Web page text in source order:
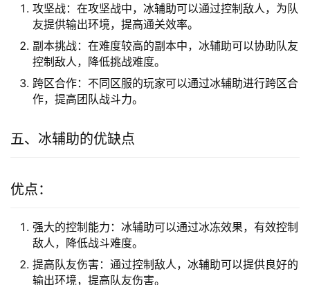
攻坚战：在攻坚战中，冰辅助可以通过控制敌人，为队
友提供输出环境，提高通关效率。
副本挑战：在难度较高的副本中，冰辅助可以协助队友
控制敌人，降低挑战难度。
跨区合作：不同区服的玩家可以通过冰辅助进行跨区合
作，提高团队战斗力。
五、冰辅助的优缺点
优点：
强大的控制能力：冰辅助可以通过冰冻效果，有效控制
敌人，降低战斗难度。
提高队友伤害：通过控制敌人，冰辅助可以提供良好的
输出环境，提高队友伤害。